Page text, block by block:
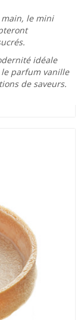
le mini
idéale
parfum vanille
de saveurs.